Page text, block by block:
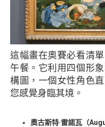
這幅畫在奧賽必看清單中。畫面中三個人正在享受
午餐。它利用四個形
構圖，一個女性角色
您感覺身臨其境。
奧古斯特·雷諾瓦（